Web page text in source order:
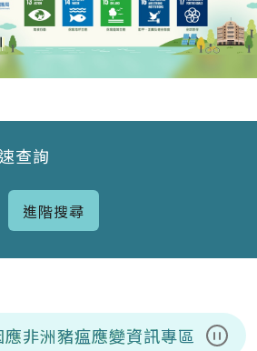
查詢
進階搜尋
非洲豬瘟應變資訊專區